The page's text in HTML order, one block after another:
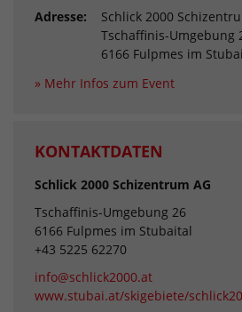
Adresse:
Schlick 2000
Tschaffinis-Umgebung
6166 Fulpmes im
» Mehr Infos zum Event
KONTAKTDATEN
Schlick 2000 Schizentrum AG
Tschaffinis-Umgebung 26
6166 Fulpmes im Stubaital
+43 5225 62270
info@schlick2000.at
www.stubai.at/skigebiete/